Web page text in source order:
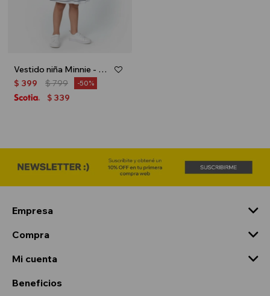
Vestido niña Minnie - Blanco
$ 399 $799 50
$ 339
Empresa
Compra
Mi cuenta
Beneficios